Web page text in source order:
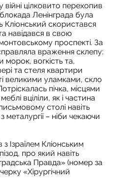
війні цілковито перехопив
Ленінграда була
Кліонський скористався
навідався в свою
проспекті. За
враження склепу:
морок, вогкість та,
та стеля квартири
великими уламками, скло
пічка, місцями
вціліли, як і частина
столі навіть
– ніби чекаючи
Ізраїлем Кліонським
про який навіть
Правда» (номер за
«Хірургічний